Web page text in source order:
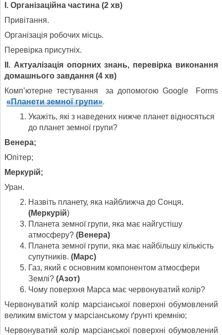
І. Організаційна частина (2 хв)
Привітання.
Організація робочих місць.
Перевірка присутніх.
ІІ. Актуалізація опорних знань, перевірка виконання
домашнього завдання (4 хв)
Комп’ютерне тестування за допомогою Google Forms
«Планети земної групи».
Укажіть, які з наведених нижче планет відносяться
до планет земної групи?
Венера;
Юпітер;
Меркурій;
Уран.
Назвіть планету, яка найближча до Сонця.
(Меркурій)
Планета земної групи, яка має найгустішу
атмосферу? (Венера)
Планета земної групи, яка має найбільшу кількість
супутників. (Марс)
Газ, який є основним компонентом атмосфери
Землі? (Азот)
Чому поверхня Марса має червонуватий колір?
Червонуватий колір марсіанської поверхні обумовлений
великим вмістом у марсіанському ґрунті кремнію;
Червонуватий колір марсіанської поверхні обумовлений